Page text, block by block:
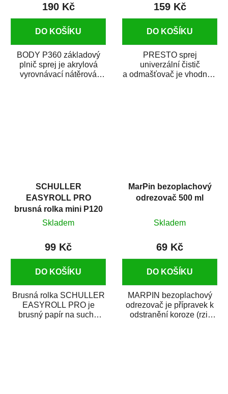
190 Kč
DO KOŠÍKU
BODY P360 základový
plnič sprej je akrylová
vyrovnávací nátěrová
159 Kč
DO KOŠÍKU
PRESTO sprej
univerzální čistič
a odmašťovač je vhodný k
SCHULLER
EASYROLL PRO
brusná rolka mini P120
Skladem
99 Kč
DO KOŠÍKU
Brusná rolka SCHULLER
EASYROLL PRO je
brusný papír na suché
MarPin bezoplachový
odrezovač 500 ml
Skladem
69 Kč
DO KOŠÍKU
MARPIN bezoplachový
odrezovač je přípravek k
odstranění koroze (rzi)